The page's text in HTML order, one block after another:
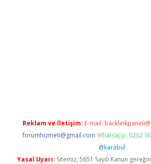
Reklam ve İletişim: E-mail:
forumhizmeti@gmail.com Whatsapp: 0262
@karabul
Yasal Uyarı: Sitemiz, 5651 Sayılı Kanun